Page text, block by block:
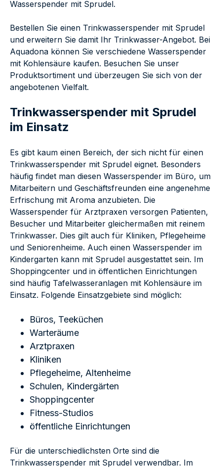
Wasserspender mit Sprudel.
Bestellen Sie einen Trinkwasserspender mit Sprudel
und erweitern Sie damit Ihr Trinkwasser-Angebot. Bei
Aquadona können Sie verschiedene Wasserspender
mit Kohlensäure kaufen. Besuchen Sie unser
Produktsortiment und überzeugen Sie sich von der
angebotenen Vielfalt.
Trinkwasserspender mit Sprudel
im Einsatz
Es gibt kaum einen Bereich, der sich nicht für einen
Trinkwasserspender mit Sprudel eignet. Besonders
häufig findet man diesen Wasserspender im Büro, um
Mitarbeitern und Geschäftsfreunden eine angenehme
Erfrischung mit Aroma anzubieten. Die
Wasserspender für Arztpraxen versorgen Patienten,
Besucher und Mitarbeiter gleichermaßen mit reinem
Trinkwasser. Dies gilt auch für Kliniken, Pflegeheime
und Seniorenheime. Auch einen Wasserspender im
Kindergarten kann mit Sprudel ausgestattet sein. Im
Shoppingcenter und in öffentlichen Einrichtungen
sind häufig Tafelwasseranlagen mit Kohlensäure im
Einsatz. Folgende Einsatzgebiete sind möglich:
Büros, Teeküchen
Warteräume
Arztpraxen
Kliniken
Pflegeheime, Altenheime
Schulen, Kindergärten
Shoppingcenter
Fitness-Studios
öffentliche Einrichtungen
Für die unterschiedlichsten Orte sind die
Trinkwasserspender mit Sprudel verwendbar. Im